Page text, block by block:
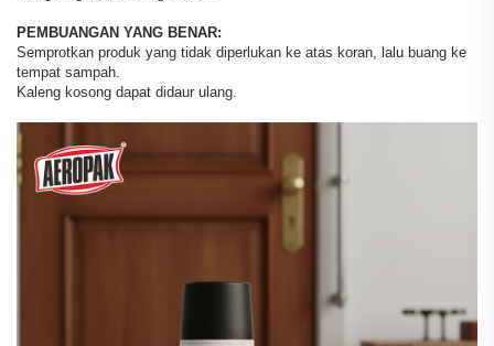
PEMBUANGAN YANG BENAR:
Semprotkan produk yang tidak diperlukan ke atas koran, lalu buang ke
tempat sampah.
Kaleng kosong dapat didaur ulang.